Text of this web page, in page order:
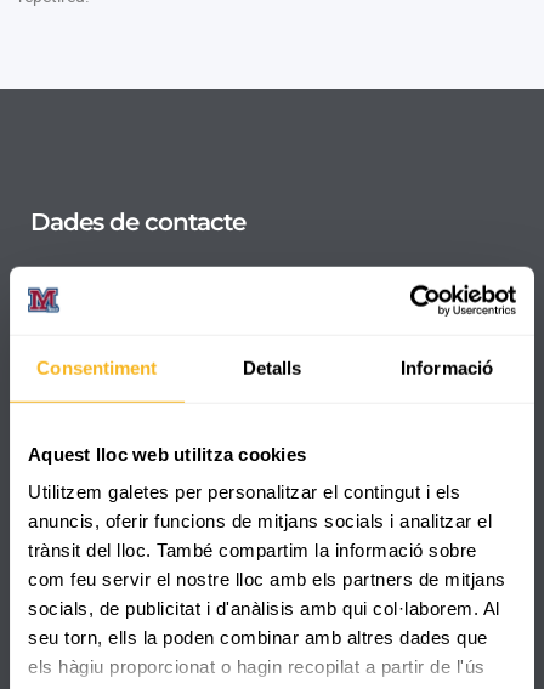
Consentiment Detalls Informació
Aquest lloc web utilitza cookies
Utilitzem galetes per personalitzar el contingut i els
anuncis, oferir funcions de mitjans socials i analitzar el
trànsit del lloc. També compartim la informació sobre
com feu servir el nostre lloc amb els partners de mitjans
socials, de publicitat i d'anàlisis amb qui col·laborem. Al
seu torn, ells la poden combinar amb altres dades que
els hàgiu proporcionat o hagin recopilat a partir de l'ús
Dades de contacte
secretaria@reus.manyanet.org
8:00 - 17:30
Canal de denúncies